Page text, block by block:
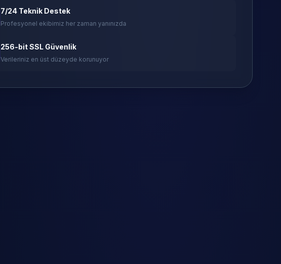
7/24 Teknik Destek
Profesyonel ekibimiz her zaman yanınızda
256-bit SSL Güvenlik
Verileriniz en üst düzeyde korunuyor